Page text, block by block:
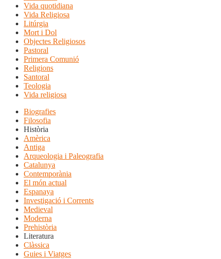
Vida quotidiana
Vida Religiosa
Litúrgia
Mort i Dol
Objectes Religiosos
Pastoral
Primera Comunió
Religions
Santoral
Teologia
Vida religiosa
Biografies
Filosofia
Història
Amèrica
Antiga
Arqueologia i Paleografia
Catalunya
Contemporània
El món actual
Espanaya
Investigació i Corrents
Medieval
Moderna
Prehistòria
Literatura
Clàssica
Guies i Viatges